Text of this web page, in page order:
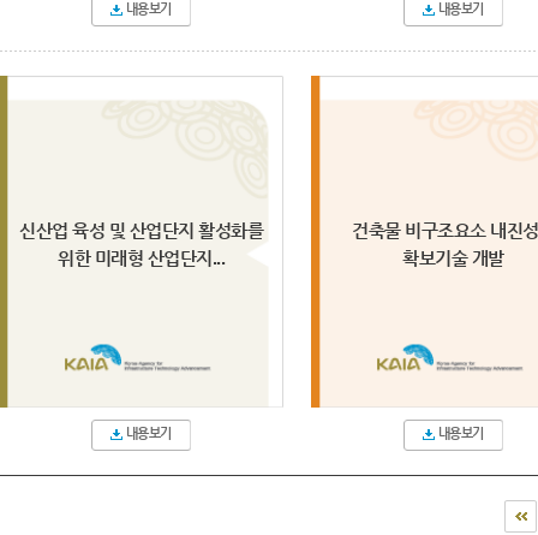
내용보기 내용보기
신산업 육성 및 산업단지 활성화를
위한 미래형 산업단지...
내용보기
건축물 비구조요소 내진
확보기술 개발
내용보기